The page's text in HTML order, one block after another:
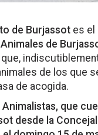
de Burjassot es el
de
que,
de los que
de acogida.
Animalistas, que
desde la